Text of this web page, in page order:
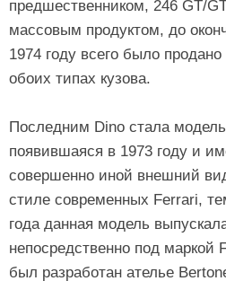
предшественником, 246 GT/
массовым продуктом, до
1974 году всего было
обоих типах кузова.
Последним Dino стала
появившаяся в 1973 году и
совершенно иной внешний
стиле современных Ferrari,
года данная модель
непосредственно под маркой
был разработан ателье